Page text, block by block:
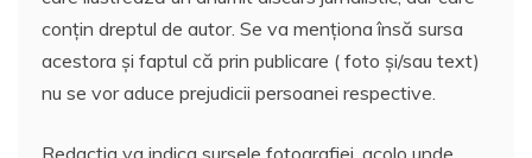
conțin dreptul de autor. Se va menționa însă sursa
acestora și faptul că prin publicare ( foto și/sau text)
nu se vor aduce prejudicii persoanei respective.